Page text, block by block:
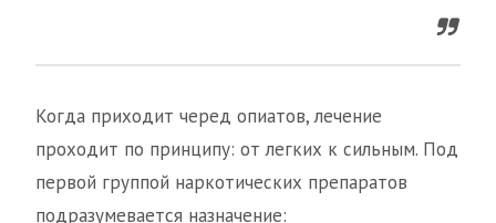
Когда приходит черед опиатов, лечение
проходит по принципу: от легких к сильным. Под
первой группой наркотических препаратов
подразумевается назначение: